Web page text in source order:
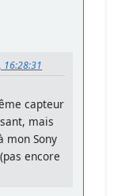
16:28:31
capteur
mais
mon Sony
encore